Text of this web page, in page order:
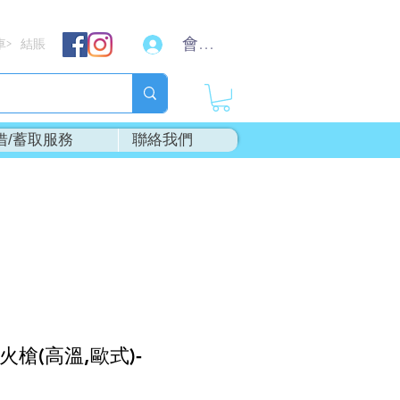
結賬 會員登入
/蓄取服務 聯絡我們
槍(高溫,歐式)-